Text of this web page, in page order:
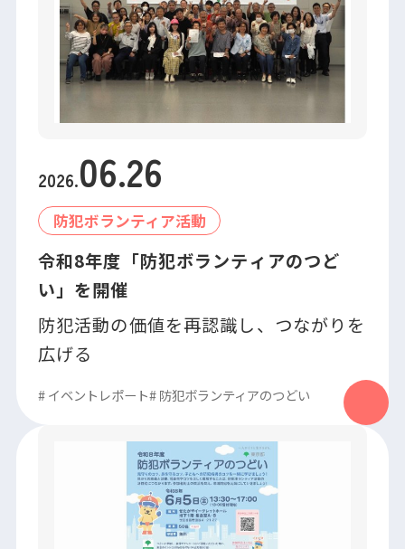
2026.06.26
防犯ボランティア活動
令和8年度「防犯ボランティアのつど
い」を開催
防犯活動の価値を再認識し、つながりを
広げる
#イベントレポート#防犯ボランティアのつどい